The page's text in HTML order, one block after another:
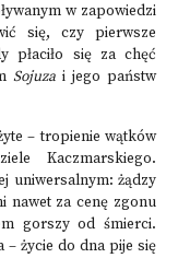
w zapowiedzi
się, czy pierwsze
płaciło się za chęć
Sojuzai jego państw
– tropienie wątków
Kaczmarskiego.
uniwersalnym: żądzy
nawet za cenę zgonu
gorszy od śmierci.
– życie do dna pije się